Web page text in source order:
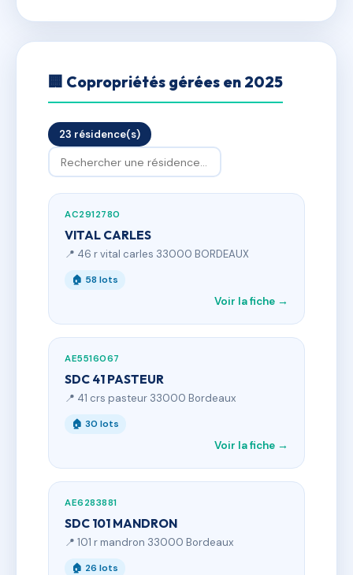
🏢 Copropriétés gérées en 2025
23 résidence(s)
AC2912780
VITAL CARLES
📍 46 r vital carles 33000 BORDEAUX
🏠 58 lots
Voir la fiche →
AE5516067
SDC 41 PASTEUR
📍 41 crs pasteur 33000 Bordeaux
🏠 30 lots
Voir la fiche →
AE6283881
SDC 101 MANDRON
📍 101 r mandron 33000 Bordeaux
🏠 26 lots